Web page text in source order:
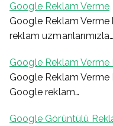
Google Reklam Verme
Google Reklam Verme
reklam uzmanlarımızla…
Google Reklam Verme
Google Reklam Verme
Google reklam…
Google Görüntülü